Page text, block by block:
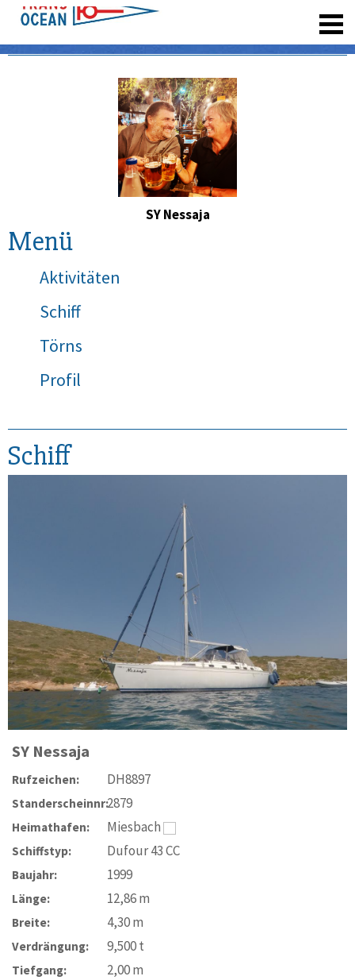
SY Nessaja
Menü
Aktivitäten
Schiff
Törns
Profil
Schiff
SY Nessaja
Rufzeichen: DH8897
Standerscheinnr:2879
Heimathafen: Miesbach
Schiffstyp: Dufour 43 CC
Baujahr: 1999
Länge: 12,86m
Breite: 4,30m
Verdrängung: 9,500t
Tiefgang: 2,00m